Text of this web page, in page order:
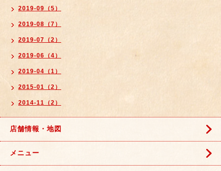
2019-09（5）
2019-08（7）
2019-07（2）
2019-06（4）
2019-04（1）
2015-01（2）
2014-11（2）
店舗情報・地図
メニュー